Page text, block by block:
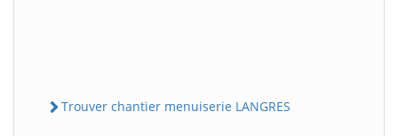
Trouver chantier menuiserie LANGRES